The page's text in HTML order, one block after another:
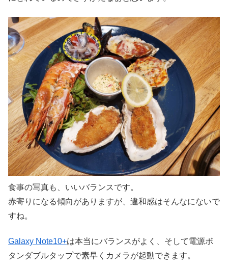
食事の写真も、いいバランスです。
赤寄りになる傾向がありますが、違和感はそんなにないで
すね。
Galaxy Note10+は本当にバランスがよく、そして電源ボ
タンダブルタップで素早くカメラが起動できます。